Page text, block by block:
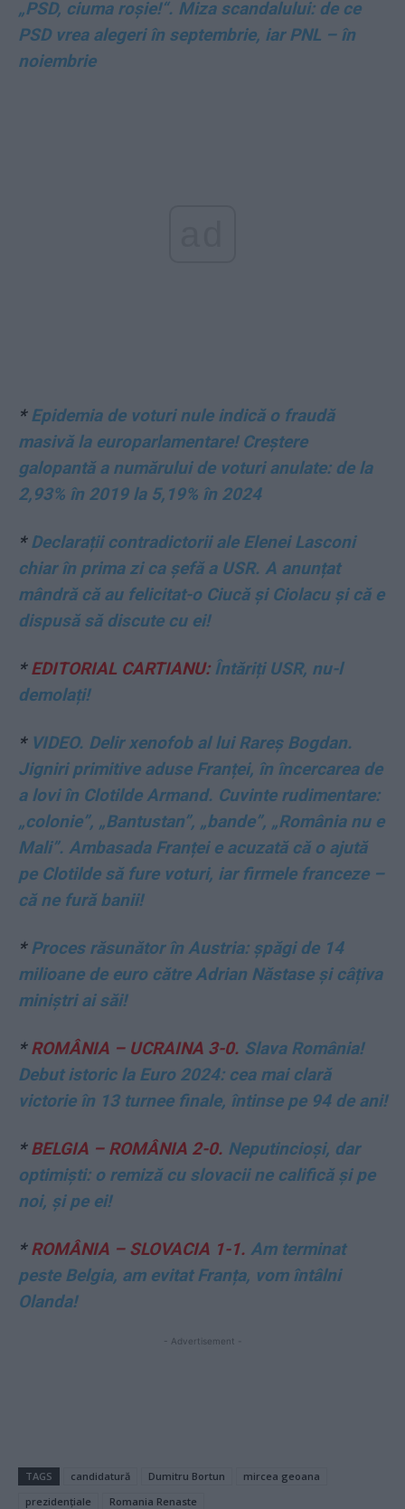
„PSD, ciuma roșie!“. Miza scandalului: de ce
PSD vrea alegeri în septembrie, iar PNL – în
noiembrie
*Epidemia de voturi nule indică o fraudă
masivă la europarlamentare! Creștere
galopantă a numărului de voturi anulate: de la
2,93% în 2019 la 5,19% în 2024
*Declarații contradictorii ale Elenei Lasconi
chiar în prima zi ca șefă a USR. A anunțat
mândră că au felicitat-o Ciucă și Ciolacu și că e
dispusă să discute cu ei!
*EDITORIAL CARTIANU:Întăriți USR, nu-l
demolați!
* VIDEO. Delir xenofob al lui Rareș Bogdan.
Jigniri primitive aduse Franței, în încercarea de
a lovi în Clotilde Armand. Cuvinte rudimentare:
„colonie”, „Bantustan”, „bande”, „România nu e
Mali”. Ambasada Franței e acuzată că o ajută
pe Clotilde să fure voturi, iar firmele franceze –
că ne fură banii!
*Proces răsunător în Austria: șpăgi de 14
milioane de euro către Adrian Năstase și câțiva
miniștri ai săi!
*ROMÂNIA – UCRAINA 3-0. Slava România!
Debut istoric la Euro 2024: cea mai clară
victorie în 13 turnee finale, întinse pe 94 de ani!
*BELGIA – ROMÂNIA 2-0. Neputincioși, dar
optimiști: o remiză cu slovacii ne califică și pe
noi, și pe ei!
*ROMÂNIA – SLOVACIA 1-1. Am terminat
peste Belgia, am evitat Franța, vom întâlni
Olanda!
- Advertisement -
TAGS candidatură Dumitru Bortun
mircea geoana
prezidențiale
Romania Renaste